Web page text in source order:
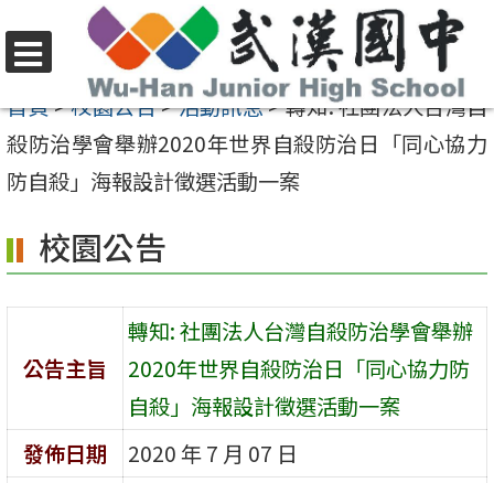
至
要
內
區
選
單
首頁>校園公告>活動訊息>轉知: 社團法人台灣自
殺防治學會舉辦2020年世界自殺防治日「同心協力
防自殺」海報設計徵選活動一案
校園公告
公告主旨
轉知: 社團法人台灣自殺防治學會舉辦
2020年世界自殺防治日「同心協力防
自殺」海報設計徵選活動一案
發佈日期
2020 年 7 月 07 日